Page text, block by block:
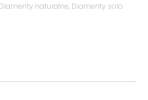
Diamenty naturalne, Diamenty solo